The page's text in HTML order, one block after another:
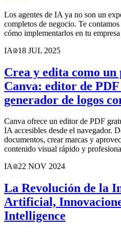
Los agentes de IA ya no son un
completos de negocio. Te
cómo implementarlos en tu
IA
18 JUL 2025
Crea y edita como un
Canva: editor de
generador de logos
Canva ofrece un editor de PDF
IA accesibles desde el navegador.
documentos, crear marcas y
contenido visual rápido y
IA 22 NOV 2024
La Revolución de la
Artificial,
Intelligence